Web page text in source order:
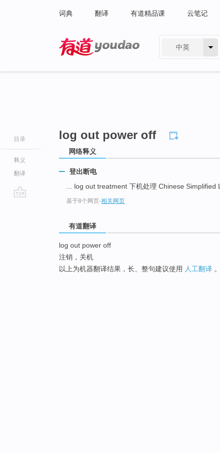
词典 翻译 有道精品课 云笔记
中英
目录
释义
翻译
log out power off
网络释义
登出断电
... log out treatment 下机处理 Chinese
基于8个网页-相关网页
有道翻译
log out power off
注销，关机
以上为机器翻译结果，长、整句建议使用 人工翻译